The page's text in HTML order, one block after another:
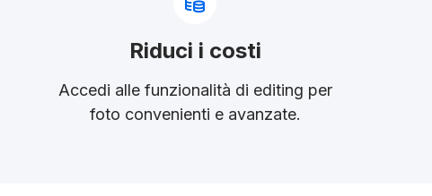
Riduci i costi
Accedi alle funzionalità di editing per
foto convenienti e avanzate.